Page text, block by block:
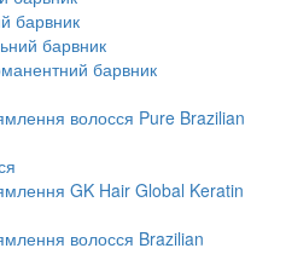
барвник
барвник
барвник
волосся Pure Brazilian
GK Hair Global Keratin
волосся Brazilian